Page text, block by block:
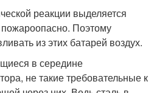
реакции выделяется
пожароопасно. Поэтому
из этих батарей воздух.
в середине
не такие требовательные к